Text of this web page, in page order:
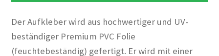
Der Aufkleber wird aus hochwertiger und UV-
beständiger Premium PVC Folie
(feuchtebeständig) gefertigt. Er wird mit einer